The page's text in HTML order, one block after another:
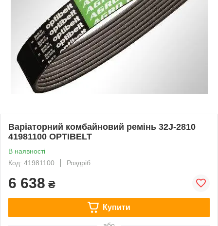
Варіаторний комбайновий ремінь 32J-2810
41981100 OPTIBELT
В наявності
Код: 41981100
Роздріб
6 638 ₴
Купити